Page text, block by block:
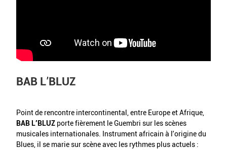
BAB L’BLUZ
Point de rencontre intercontinental, entre Europe et Afrique,
BAB L’BLUZ porte fièrement le Guembri sur les scènes
musicales internationales. Instrument africain à l’origine du
Blues, il se marie sur scène avec les rythmes plus actuels :